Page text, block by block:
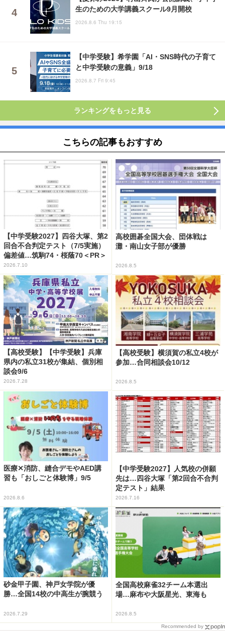
生のための大学講義スクール9月開校
2026.8.6 Thu 19:15
【中学受験】希学園「AI・SNS時代の子育て
と中学受験の意義」9/18
2026.8.7 Fri 9:45
ランキングをもっと見る
こちらの記事もおすすめ
【中学受験2027】四谷大塚、第2
回合不合判定テスト（7/5実施）
偏差値…筑駒74・桜蔭70＜PR＞
2026.7.10
高校囲碁全国大会、団体戦は
灘・南山女子部が優勝
2026.8.5
【高校受験】【中学受験】兵庫
県内の私立31校が集結、個別相
談会9/6
2026.7.28
【高校受験】横須賀の私立4校が
参加…合同相談会10/12
2026.8.5
医療✕消防、縫合デモやAED講
習も「おしごと体験博」9/5
2026.8.6
【中学受験2027】人気校の併願
先は…四谷大塚「第2回合不合判
定テスト」結果
2026.7.16
砂金甲子園、神戸女学院が優
勝…全国14校の中高生が腕競う
2026.7.29
全国高校麻雀32チーム本選出
場…麻布や大阪星光、東海も
2026.8.5
Recommended by